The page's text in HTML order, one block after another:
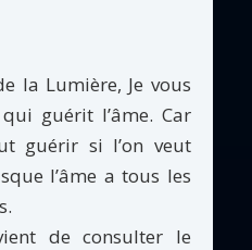
la Lumière, Je vous
guérit l’âme. Car
guérir si l’on veut
l’âme a tous les
de consulter le